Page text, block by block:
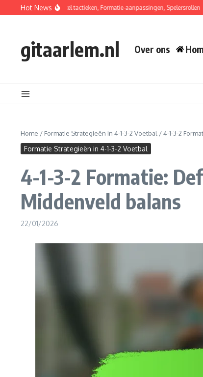
Skip to content
Hot News
Formatie: Balherstel tactieken, Formatie-aanpassingen, Spelersrollen
gitaarlem.nl Over ons
Home / Formatie Strategieën in 4-1-3-2 Voetbal /4-1-3-2
Formatie Strategieën in 4-1-3-2 Voetbal
4-1-3-2 Formatie:
Middenveld balans
22/01/2026